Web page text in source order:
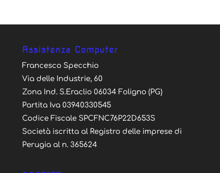
Assistenza Computer
Francesco Specchio
Via delle Industrie, 60
Zona Ind. S.Eraclio 06034 Foligno (PG)
Partita Iva 03940330545
Codice Fiscale SPCFNC76P22D653S
Società iscritta al Registro delle imprese di
Perugia al n. 365624